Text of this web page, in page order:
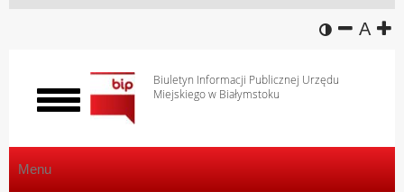
wersja
A
Biuletyn Informacji Publicznej Urzędu
Miejskiego w Białymstoku
Włącz
menu
Menu